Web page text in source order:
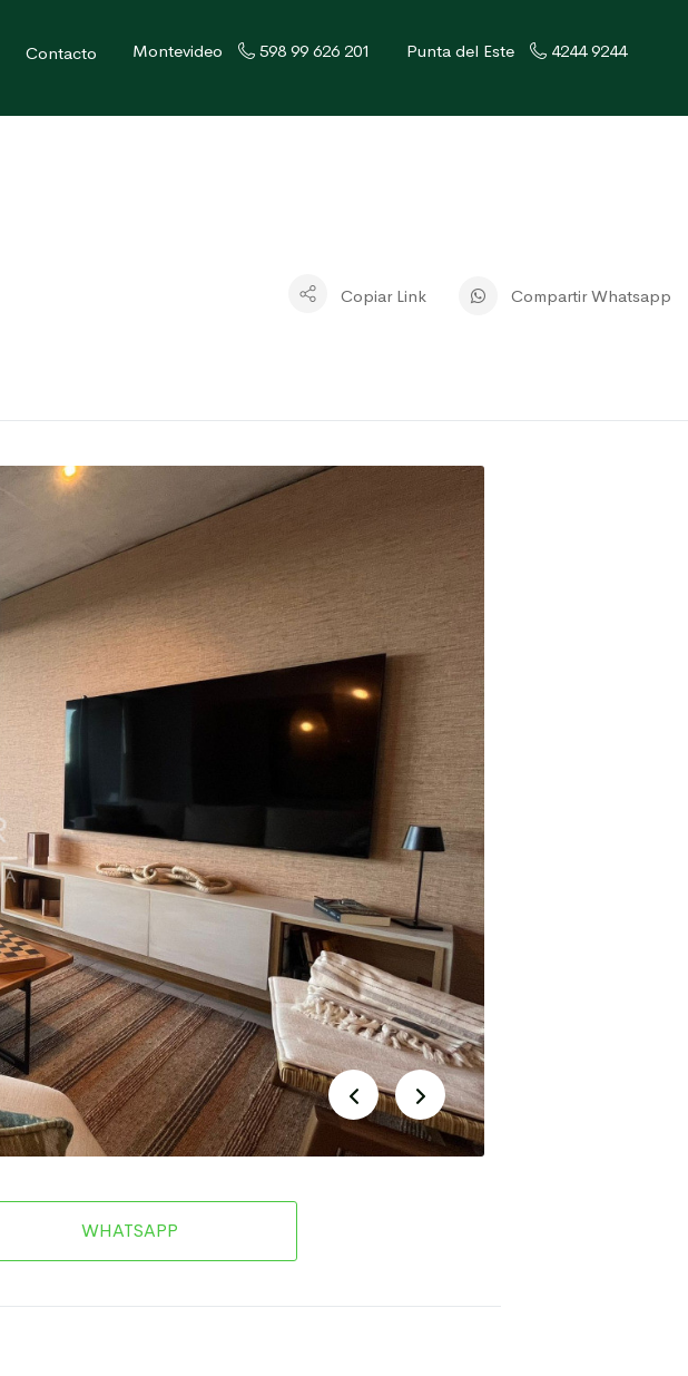
Contacto Montevideo 598 99 626 201 Punta del Este 4244 9244
Copiar Link Compartir Whatsapp
WHATSAPP